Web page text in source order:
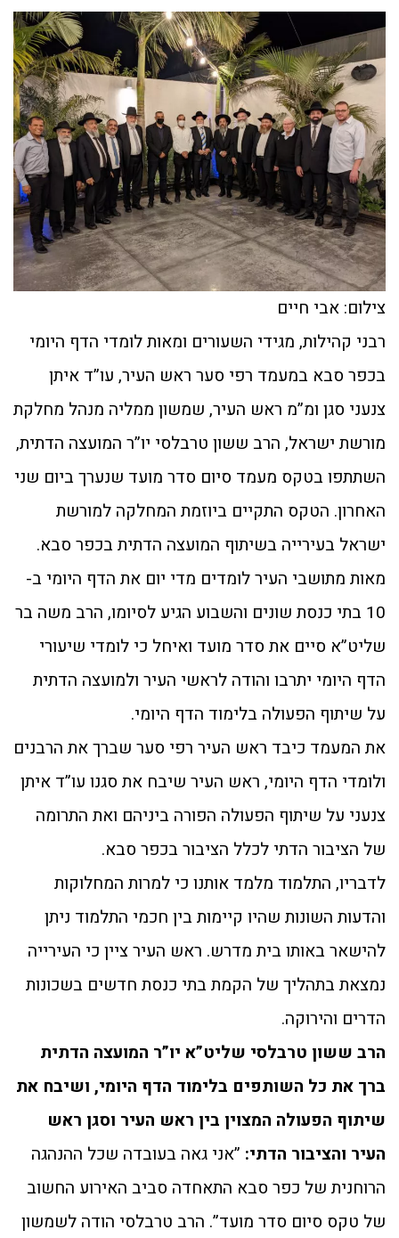
צילום: אבי חיים
רבני קהילות, מגידי השעורים ומאות לומדי הדף היומי
בכפר סבא במעמד רפי סער ראש העיר, עו”ד איתן
צנעני סגן ומ”מ ראש העיר, שמשון ממליה מנהל מחלקת
מורשת ישראל, הרב ששון טרבלסי יו”ר המועצה הדתית,
השתתפו בטקס מעמד סיום סדר מועד שנערך ביום שני
האחרון. הטקס התקיים ביוזמת המחלקה למורשת
ישראל בעירייה בשיתוף המועצה הדתית בכפר סבא.
מאות מתושבי העיר לומדים מדי יום את הדף היומי ב-
10 בתי כנסת שונים והשבוע הגיע לסיומו, הרב משה בר
שליט”א סיים את סדר מועד ואיחל כי לומדי שיעורי
הדף היומי יתרבו והודה לראשי העיר ולמועצה הדתית
על שיתוף הפעולה בלימוד הדף היומי.
את המעמד כיבד ראש העיר רפי סער שברך את הרבנים
ולומדי הדף היומי, ראש העיר שיבח את סגנו עו”ד איתן
צנעני על שיתוף הפעולה הפורה ביניהם ואת התרומה
של הציבור הדתי לכלל הציבור בכפר סבא.
לדבריו, התלמוד מלמד אותנו כי למרות המחלוקות
והדעות השונות שהיו קיימות בין חכמי התלמוד ניתן
להישאר באותו בית מדרש. ראש העיר ציין כי העירייה
נמצאת בתהליך של הקמת בתי כנסת חדשים בשכונות
הדרים והירוקה.
הרב ששון טרבלסי שליט”א יו”ר המועצה הדתית
ברך את כל השותפים בלימוד הדף היומי, ושיבח את
שיתוף הפעולה המצוין בין ראש העיר וסגן ראש
העיר והציבור הדתי: ”אני גאה בעובדה שכל ההנהגה
הרוחנית של כפר סבא התאחדה סביב האירוע החשוב
של טקס סיום סדר מועד”. הרב טרבלסי הודה לשמשון